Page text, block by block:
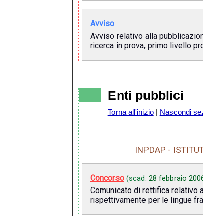
Avviso
Avviso relativo alla
ricerca in prova, primo livello
Enti pubblici
Torna all'inizio| Nascondi
INPDAP -
Concorso (scad. 28 febbraio
Comunicato di rettifica relativo
rispettivamente per le lingue